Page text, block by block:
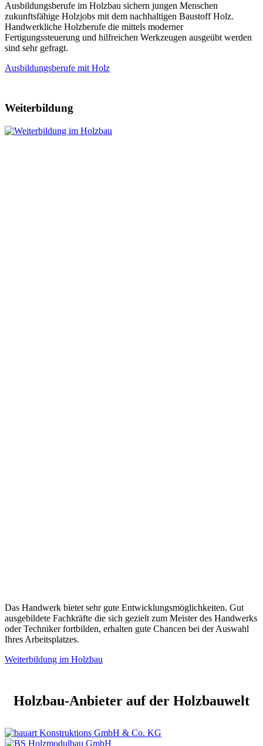
Ausbildungsberufe im Holzbau sichern jungen Menschen
zukunftsfähige Holzjobs mit dem nachhaltigen Baustoff Holz.
Handwerkliche Holzberufe die mittels moderner
Fertigungssteuerung und hilfreichen Werkzeugen ausgeübt werden
sind sehr gefragt.
Ausbildungsberufe mit Holz
Weiterbildung
Das Handwerk bietet sehr gute Entwicklungsmöglichkeiten. Gut
ausgebildete Fachkräfte die sich gezielt zum Meister des Handwerks
oder Techniker fortbilden, erhalten gute Chancen bei der Auswahl
Ihres Arbeitsplatzes.
Weiterbildung im Holzbau
Holzbau-Anbieter auf der Holzbauwelt